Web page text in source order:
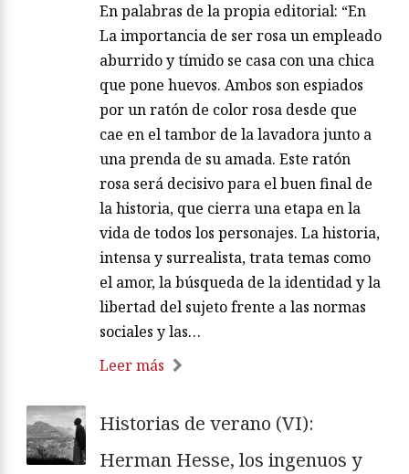
En palabras de la propia editorial: “En
La importancia de ser rosa un empleado
aburrido y tímido se casa con una chica
que pone huevos. Ambos son espiados
por un ratón de color rosa desde que
cae en el tambor de la lavadora junto a
una prenda de su amada. Este ratón
rosa será decisivo para el buen final de
la historia, que cierra una etapa en la
vida de todos los personajes. La historia,
intensa y surrealista, trata temas como
el amor, la búsqueda de la identidad y la
libertad del sujeto frente a las normas
sociales y las…
Leer más
Historias de verano (VI):
Herman Hesse, los ingenuos y